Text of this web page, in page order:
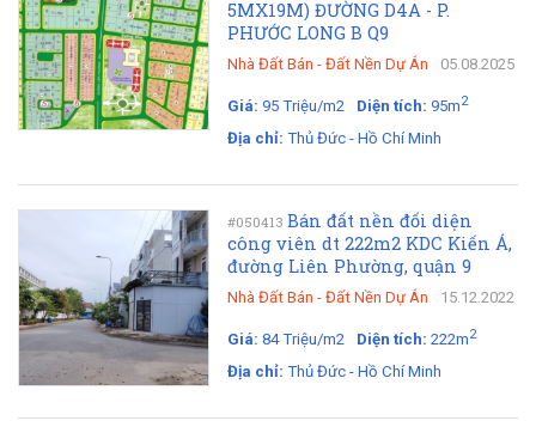
5MX19M) ĐƯỜNG D4A - P.
PHƯỚC LONG B Q9
Nhà Đất Bán - Đất Nền Dự Án 05.08.2025
Giá: 95 Triệu/m2 Diện tích: 95m2
Địa chỉ: Thủ Đức - Hồ Chí Minh
#050413 Bán đất nền đối diện
công viên dt 222m2 KDC Kiến Á,
đường Liên Phường, quận 9
Nhà Đất Bán - Đất Nền Dự Án 15.12.2022
Giá: 84 Triệu/m2 Diện tích: 222m2
Địa chỉ: Thủ Đức - Hồ Chí Minh